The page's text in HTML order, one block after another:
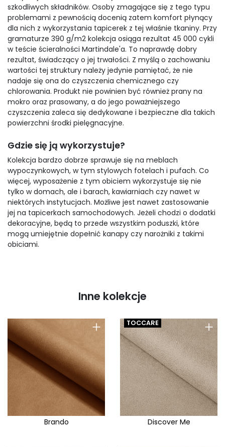
szkodliwych składników. Osoby zmagające się z tego typu
problemami z pewnością docenią zatem komfort płynący
dla nich z wykorzystania tapicerek z tej właśnie tkaniny. Przy
gramaturze 390 g/m2 kolekcja osiąga rezultat 45 000 cykli
w teście ścieralności Martindale'a. To naprawdę dobry
rezultat, świadczący o jej trwałości. Z myślą o zachowaniu
wartości tej struktury należy jedynie pamiętać, że nie
nadaje się ona do czyszczenia chemicznego czy
chlorowania. Produkt nie powinien być również prany na
mokro oraz prasowany, a do jego poważniejszego
czyszczenia zaleca się dedykowane i bezpieczne dla takich
powierzchni środki pielęgnacyjne.
Gdzie się ją wykorzystuje?
Kolekcja bardzo dobrze sprawuje się na meblach
wypoczynkowych, w tym stylowych fotelach i pufach. Co
więcej, wyposażenie z tym obiciem wykorzystuje się nie
tylko w domach, ale i barach, kawiarniach czy nawet w
niektórych instytucjach. Możliwe jest nawet zastosowanie
jej na tapicerkach samochodowych. Jeżeli chodzi o dodatki
dekoracyjne, będą to przede wszystkim poduszki, które
mogą umiejętnie dopełnić kanapy czy narożniki z takimi
obiciami.
Inne kolekcje
+
Brando
+
TOCCARE
Discover Me